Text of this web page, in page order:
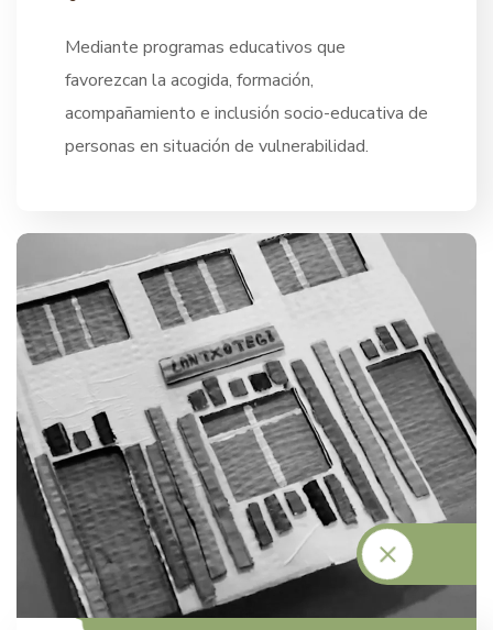
Mediante programas educativos que
favorezcan la acogida, formación,
acompañamiento e inclusión socio-educativa de
personas en situación de vulnerabilidad.